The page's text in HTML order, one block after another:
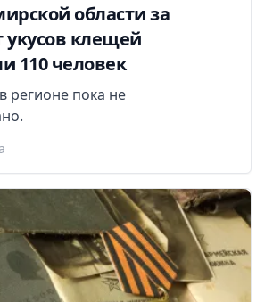
области за
укусов клещей
110 человек
регионе пока не